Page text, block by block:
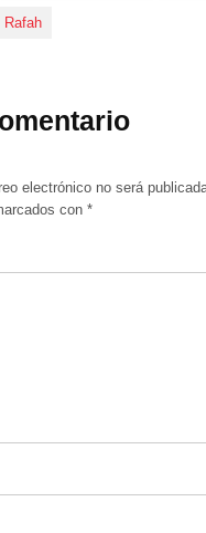
Rafah
electrónico no será
con*